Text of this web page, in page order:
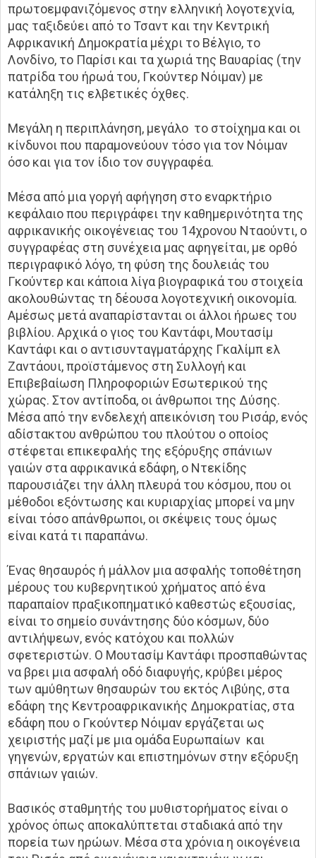
πρωτοεμφανιζόμενος στην ελληνική λογοτεχνία,
μας ταξιδεύει από το Τσαντ και την Κεντρική
Αφρικανική Δημοκρατία μέχρι το Βέλγιο, το
Λονδίνο, το Παρίσι και τα χωριά της Βαυαρίας (την
πατρίδα του ήρωά του, Γκούντερ Νόιμαν) με
κατάληξη τις ελβετικές όχθες.
Μεγάλη η περιπλάνηση, μεγάλο το στοίχημα και οι
κίνδυνοι που παραμονεύουν τόσο για τον Νόιμαν
όσο και για τον ίδιο τον συγγραφέα.
Μέσα από μια γοργή αφήγηση στο εναρκτήριο
κεφάλαιο που περιγράφει την καθημερινότητα της
αφρικανικής οικογένειας του 14χρονου Νταούντι, ο
συγγραφέας στη συνέχεια μας αφηγείται, με ορθό
περιγραφικό λόγο, τη φύση της δουλειάς του
Γκούντερ και κάποια λίγα βιογραφικά του στοιχεία
ακολουθώντας τη δέουσα λογοτεχνική οικονομία.
Αμέσως μετά αναπαρίστανται οι άλλοι ήρωες του
βιβλίου. Αρχικά ο γιος του Καντάφι, Μουτασίμ
Καντάφι και ο αντισυνταγματάρχης Γκαλίμπ ελ
Ζαντάουι, προϊστάμενος στη Συλλογή και
Επιβεβαίωση Πληροφοριών Εσωτερικού της
χώρας. Στον αντίποδα, οι άνθρωποι της Δύσης.
Μέσα από την ενδελεχή απεικόνιση του Ρισάρ, ενός
αδίστακτου ανθρώπου του πλούτου ο οποίος
στέφεται επικεφαλής της εξόρυξης σπάνιων
γαιών στα αφρικανικά εδάφη, ο Ντεκίδης
παρουσιάζει την άλλη πλευρά του κόσμου, που οι
μέθοδοι εξόντωσης και κυριαρχίας μπορεί να μην
είναι τόσο απάνθρωποι, οι σκέψεις τους όμως
είναι κατά τι παραπάνω.
Ένας θησαυρός ή μάλλον μια ασφαλής τοποθέτηση
μέρους του κυβερνητικού χρήματος από ένα
παραπαίον πραξικοπηματικό καθεστώς εξουσίας,
είναι το σημείο συνάντησης δύο κόσμων, δύο
αντιλήψεων, ενός κατόχου και πολλών
σφετεριστών. Ο Μουτασίμ Καντάφι προσπαθώντας
να βρει μια ασφαλή οδό διαφυγής, κρύβει μέρος
των αμύθητων θησαυρών του εκτός Λιβύης, στα
εδάφη της Κεντροαφρικανικής Δημοκρατίας, στα
εδάφη που ο Γκούντερ Νόιμαν εργάζεται ως
χειριστής μαζί με μια ομάδα Ευρωπαίων και
γηγενών, εργατών και επιστημόνων στην εξόρυξη
σπάνιων γαιών.
Βασικός σταθμητής του μυθιστορήματος είναι ο
χρόνος όπως αποκαλύπτεται σταδιακά από την
πορεία των ηρώων. Μέσα στα χρόνια η οικογένεια